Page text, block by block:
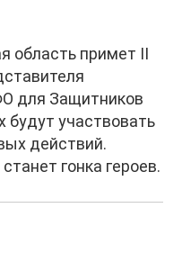
область примет II
для Защитников
будут участвовать
действий.
гонка героев.